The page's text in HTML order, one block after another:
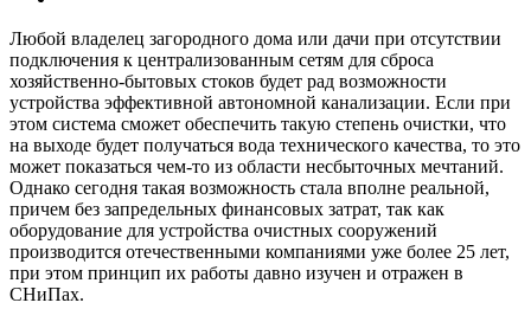
Любой владелец загородного дома или дачи при отсутствии
подключения к централизованным сетям для сброса
хозяйственно-бытовых стоков будет рад возможности
устройства эффективной автономной канализации. Если при
этом система сможет обеспечить такую степень очистки, что
на выходе будет получаться вода технического качества, то это
может показаться чем-то из области несбыточных мечтаний.
Однако сегодня такая возможность стала вполне реальной,
причем без запредельных финансовых затрат, так как
оборудование для устройства очистных сооружений
производится отечественными компаниями уже более 25 лет,
при этом принцип их работы давно изучен и отражен в
СНиПах.